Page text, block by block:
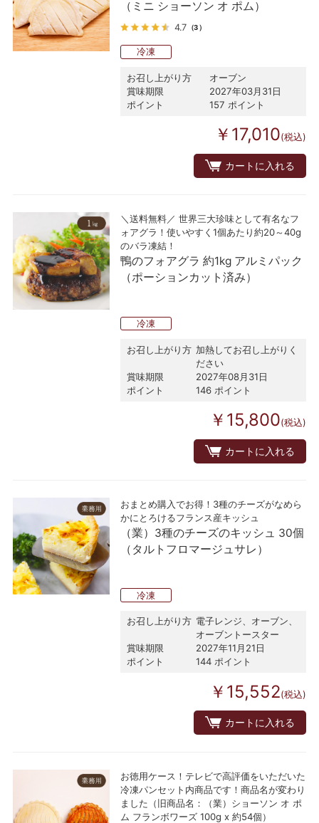
（ミニ ショーソン オ ポム）
4.7 （3）
冷凍
お召し上がり方
オーブン
賞味期限
2027年03月31日
ポイント
157 ポイント
￥17,010(税込)
カートに入れる
＼送料無料／ 世界三大珍味として有名なフ
ォアグラ！使いやすく1個あたり約20～40g
のバラ凍結！
鴨のフォアグラ 約1kg アルミパック
（ポーションカット済み）
冷凍
お召し上がり方 加熱してお召し上がりく
ださい
賞味期限
2027年08月31日
ポイント
146 ポイント
￥15,800(税込)
カートに入れる
おまとめ購入でお得！3種のチーズがなめら
かにとろけるフランス産キッシュ
（業）3種のチーズのキッシュ 30個
（タルトフロマージュサレ）
冷凍
お召し上がり方 電子レンジ、オーブン、
オーブントースター
賞味期限
2027年11月21日
ポイント
144 ポイント
￥15,552(税込)
カートに入れる
お徳用ケース！テレビで高評価をいただいた
冷凍パンセット内商品です！商品名が変わり
ました（旧商品名：（業）ショーソン オ ポ
ム フランボワーズ 100g x 約54個）